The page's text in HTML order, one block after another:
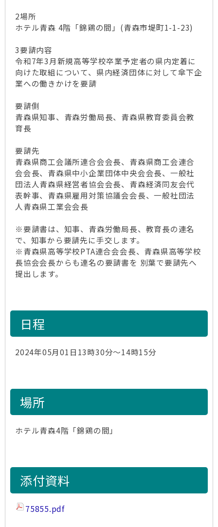
2場所
ホテル青森 4階「錦鶏の間」(青森市堤町1-1-23)
3要請内容
令和7年3月新規高等学校卒業予定者の県内定着に
向けた取組について、県内経済団体に対して傘下企
業への働きかけを要請
要請側
青森県知事、青森労働局長、青森県教育委員会教
育長
要請先
青森県商工会議所連合会会長、青森県商工会連合
会会長、青森県中小企業団体中央会会長、一般社
団法人青森県経営者協会会長、青森経済同友会代
表幹事、青森県雇用対策協議会会長、一般社団法
人青森県工業会会長
※要請書は、知事、青森労働局長、教育長の連名
で、知事から要請先に手交します。
※青森県高等学校PTA連合会会長、青森県高等学校
長協会会長からも連名の要請書を 別葉で要請先へ
提出します。
日程
2024年05月01日13時30分～14時15分
場所
ホテル青森4階「錦鶏の間」
添付資料
75855.pdf